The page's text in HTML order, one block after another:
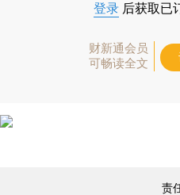
登录 后获取已
财新通会员
可畅读全文
责